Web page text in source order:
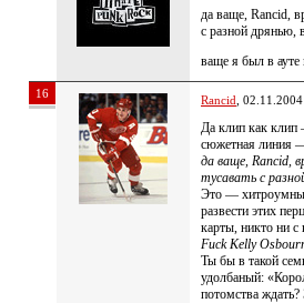
да ваще, Rancid,
с разной дрянью,
ваще я был в ауте
16 Rancid ,
Да клип как клип
сюжетная линия
да ваще, Rancid,
тусавать с
Это —
развести этих
карты, никто ни
Fuck Kelly
Ты бы в такой
удолбаный:
потомства